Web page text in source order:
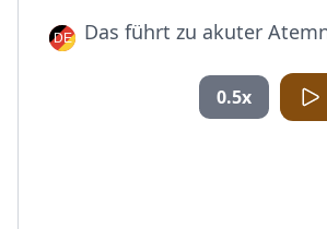
Das führt zu akuter
0.5x